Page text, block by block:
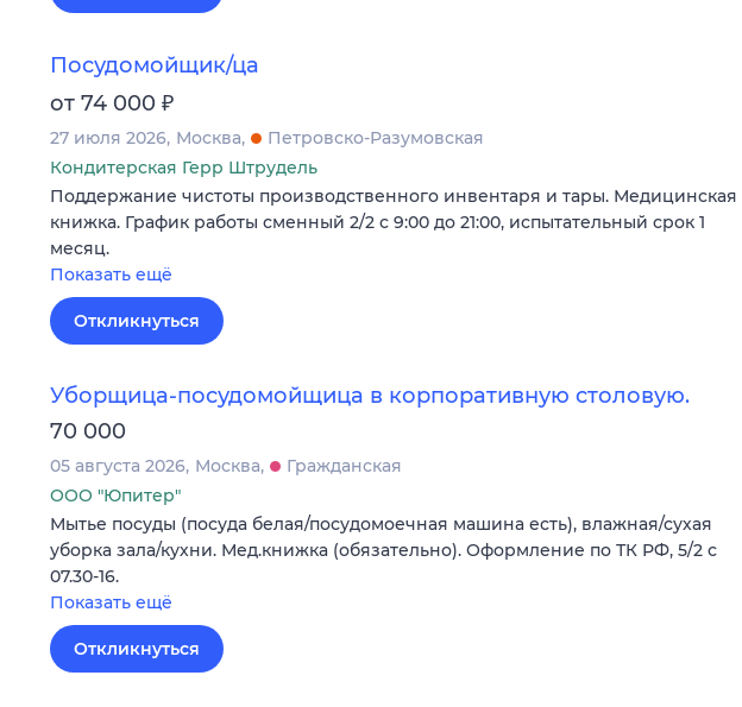
Посудомойщик/ца
от 74 000 ₽
27 июля 2026 Москва
Петровско-Разумовская
Кондитерская Герр Штрудель
Поддержание чистоты производственного инвентаря и тары. Медицинская
книжка. График работы сменный 2/2 с 9:00 до 21:00, испытательный срок 1
месяц.
Показать ещё
Откликнуться
Уборщица-посудомойщица в корпоративную столовую.
70 000
05 августа 2026 Москва
Гражданская
ООО "Юпитер"
Мытье посуды (посуда белая/посудомоечная машина есть), влажная/сухая
уборка зала/кухни. Мед.книжка (обязательно). Оформление по ТК РФ, 5/2 с
07.30-16.
Показать ещё
Откликнуться